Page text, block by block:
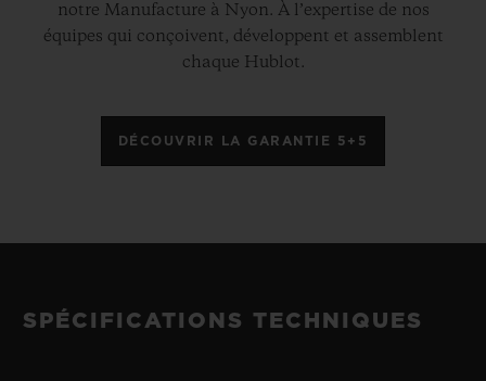
notre Manufacture à Nyon. À l’expertise de nos
équipes qui conçoivent, développent et assemblent
chaque Hublot.
DÉCOUVRIR LA GARANTIE 5+5
SPÉCIFICATIONS TECHNIQUES